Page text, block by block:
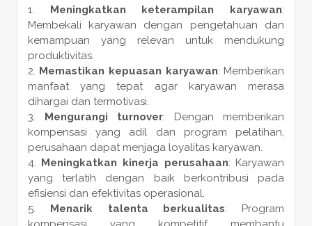
Meningkatkan keterampilan karyawan:
Membekali karyawan dengan pengetahuan dan
kemampuan yang relevan untuk mendukung
produktivitas.
Memastikan kepuasan karyawan: Memberikan
manfaat yang tepat agar karyawan merasa
dihargai dan termotivasi.
Mengurangi turnover: Dengan memberikan
kompensasi yang adil dan program pelatihan,
perusahaan dapat menjaga loyalitas karyawan.
Meningkatkan kinerja perusahaan: Karyawan
yang terlatih dengan baik berkontribusi pada
efisiensi dan efektivitas operasional.
Menarik talenta berkualitas: Program